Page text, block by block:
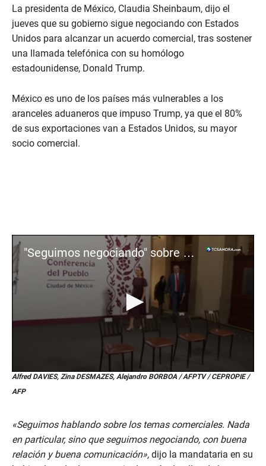
La presidenta de México, Claudia Sheinbaum, dijo el
jueves que su gobierno sigue negociando con Estados
Unidos para alcanzar un acuerdo comercial, tras sostener
una llamada telefónica con su homólogo
estadounidense, Donald Trump.
México es uno de los países más vulnerables a los
aranceles aduaneros que impuso Trump, ya que el 80%
de sus exportaciones van a Estados Unidos, su mayor
socio comercial.
"Seguimos negociando" sobre aranceles, dice Sheinbaum tras llamada con Trump
0
e
n
s
o
f
Alfred DAVIES, Zina DESMAZES, Alejandro BORBOA / AFPTV / CEPROPIE /
AFP
«Seguimos hablando sobre los temas comerciales. Nada
en particular, sino que seguimos negociando, con buena
relación y buena comunicación», dijo la mandataria en su